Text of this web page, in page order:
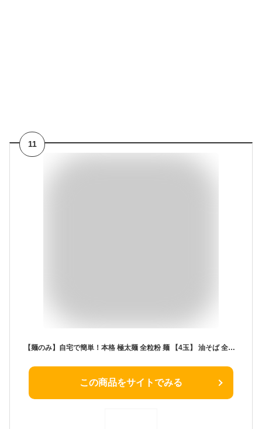
11
【麺のみ】自宅で簡単！本格 極太麺 全粒粉 麺 【4玉】 油そば 全粒粉麺 お取り寄せラーメン つけめん ラーメン 生麺 太麺 麺類 お取り寄せグルメ お取り寄せ グルメ 食品 まぜそば ヘルシー 送料無料 【土日祝も発送】【zft】
この商品をサイトでみる